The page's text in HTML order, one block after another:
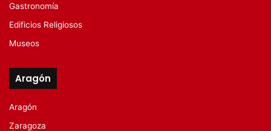
Gastronomía
Edificios Religiosos
Museos
Aragón
Aragón
Zaragoza